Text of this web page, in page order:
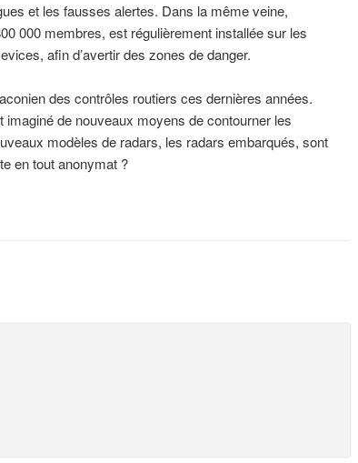
et les fausses alertes. Dans la même veine,
000 membres, est régulièrement installée sur les
afin d’avertir des zones de danger.
des contrôles routiers ces dernières années.
de nouveaux moyens de contourner les
modèles de radars, les radars embarqués, sont
en tout anonymat ?